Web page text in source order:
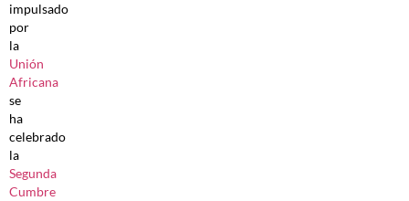
impulsado
por
la
Unión
Africana
se
ha
celebrado
la
Segunda
Cumbre